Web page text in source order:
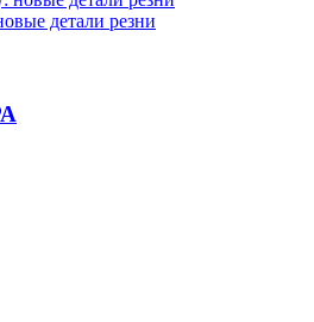
детали резни